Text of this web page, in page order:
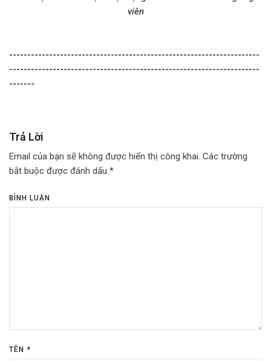
viên
---------------------------------------------------------------------
---------------------------------------------------------------------
-------
Trả Lời
Email của bạn sẽ không được hiển thị công khai. Các trường
bắt buộc được đánh dấu *
BÌNH LUẬN
TÊN *